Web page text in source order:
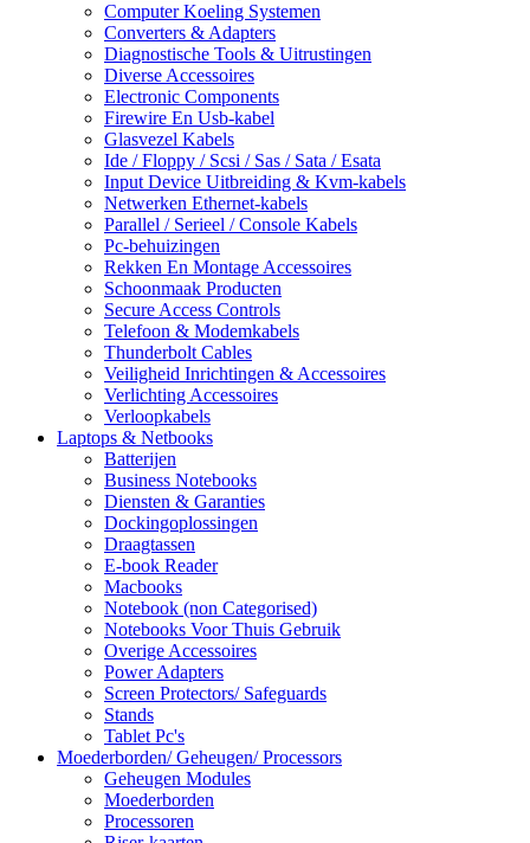
Computer Koeling Systemen
Converters & Adapters
Diagnostische Tools & Uitrustingen
Diverse Accessoires
Electronic Components
Firewire En Usb-kabel
Glasvezel Kabels
Ide / Floppy / Scsi / Sas / Sata / Esata
Input Device Uitbreiding & Kvm-kabels
Netwerken Ethernet-kabels
Parallel / Serieel / Console Kabels
Pc-behuizingen
Rekken En Montage Accessoires
Schoonmaak Producten
Secure Access Controls
Telefoon & Modemkabels
Thunderbolt Cables
Veiligheid Inrichtingen & Accessoires
Verlichting Accessoires
Verloopkabels
Laptops & Netbooks
Batterijen
Business Notebooks
Diensten & Garanties
Dockingoplossingen
Draagtassen
E-book Reader
Macbooks
Notebook (non Categorised)
Notebooks Voor Thuis Gebruik
Overige Accessoires
Power Adapters
Screen Protectors/ Safeguards
Stands
Tablet Pc's
Moederborden/ Geheugen/ Processors
Geheugen Modules
Moederborden
Processoren